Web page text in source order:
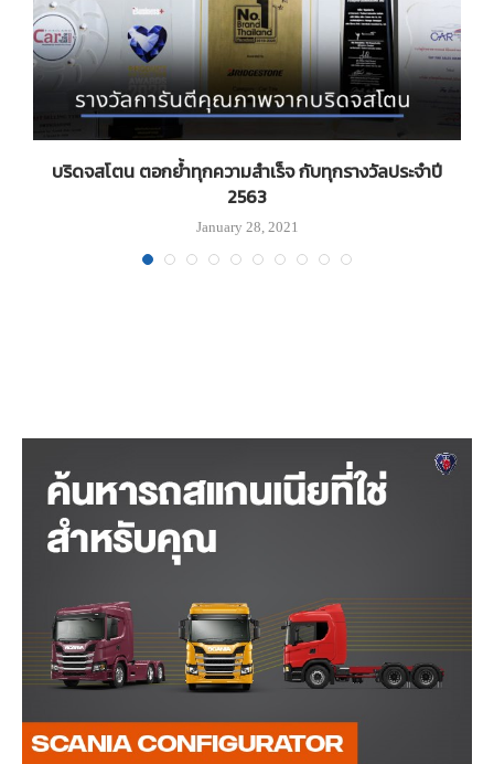
บริดจสโตน ตอกย้ำทุกความสำเร็จ กับทุกรางวัลประจำปี
2563
January 28, 2021